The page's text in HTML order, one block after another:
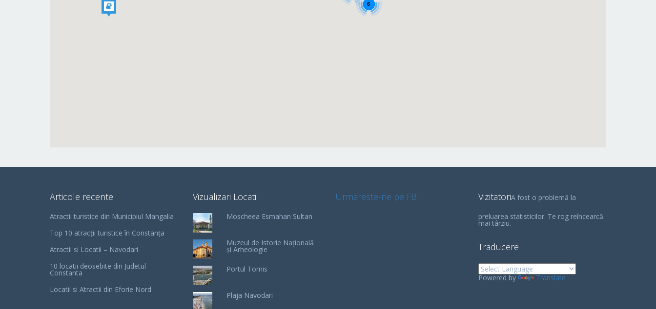
6
Articole recente
Atractii turistice din Municipiul Mangalia
Top 10 atracții turistice în Constanța
Atractii si Locatii – Navodari
10 locatii deosebite din Judetul
Constanta
Locatii si Atractii din Eforie Nord
Vizualizari Locatii
Moscheea Esmahan Sultan
Muzeul de Istorie Națională
și Arheologie
Portul Tomis
Plaja Navodari
Urmareste-ne pe FB VizitatoriA fost o problemă la
preluarea statisticilor. Te rog reîncearcă
mai târziu.
Traducere
Powered by Translate